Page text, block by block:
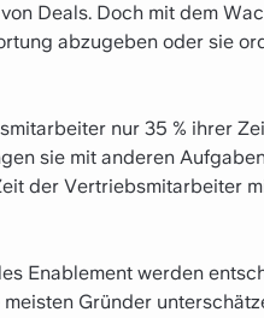
Deals. Doch mit dem
abzugeben oder sie
nur 35 % ihrer
sie mit anderen
der Vertriebsmitarbeiter
Enablement werden
Gründer